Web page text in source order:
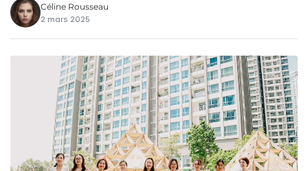
Céline Rousseau
2 mars 2025